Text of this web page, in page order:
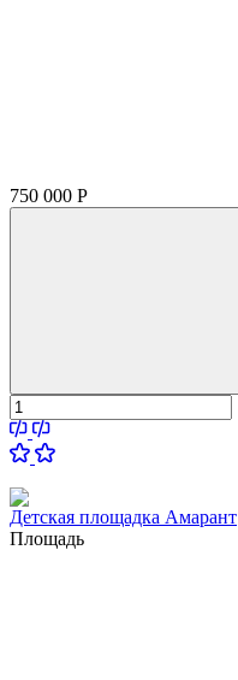
750 000 Р
Детская площадка Амарант
Площадь